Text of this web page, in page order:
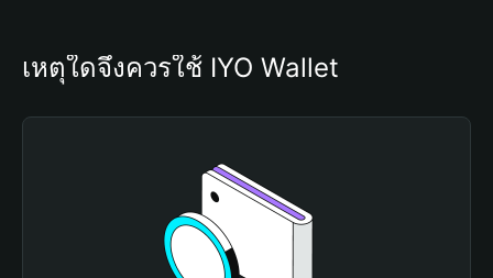
เหตุใดจึงควรใช้ IYO Wallet